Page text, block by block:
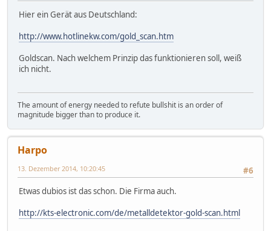
Hier ein Gerät aus Deutschland:
http://www.hotlinekw.com/gold_scan.htm
Goldscan. Nach welchem Prinzip das funktionieren soll, weiß
ich nicht.
The amount of energy needed to refute bullshit is an order of
magnitude bigger than to produce it.
Harpo
#6
13. Dezember 2014, 10:20:45
Etwas dubios ist das schon. Die Firma auch.
http://kts-electronic.com/de/metalldetektor-gold-scan.html